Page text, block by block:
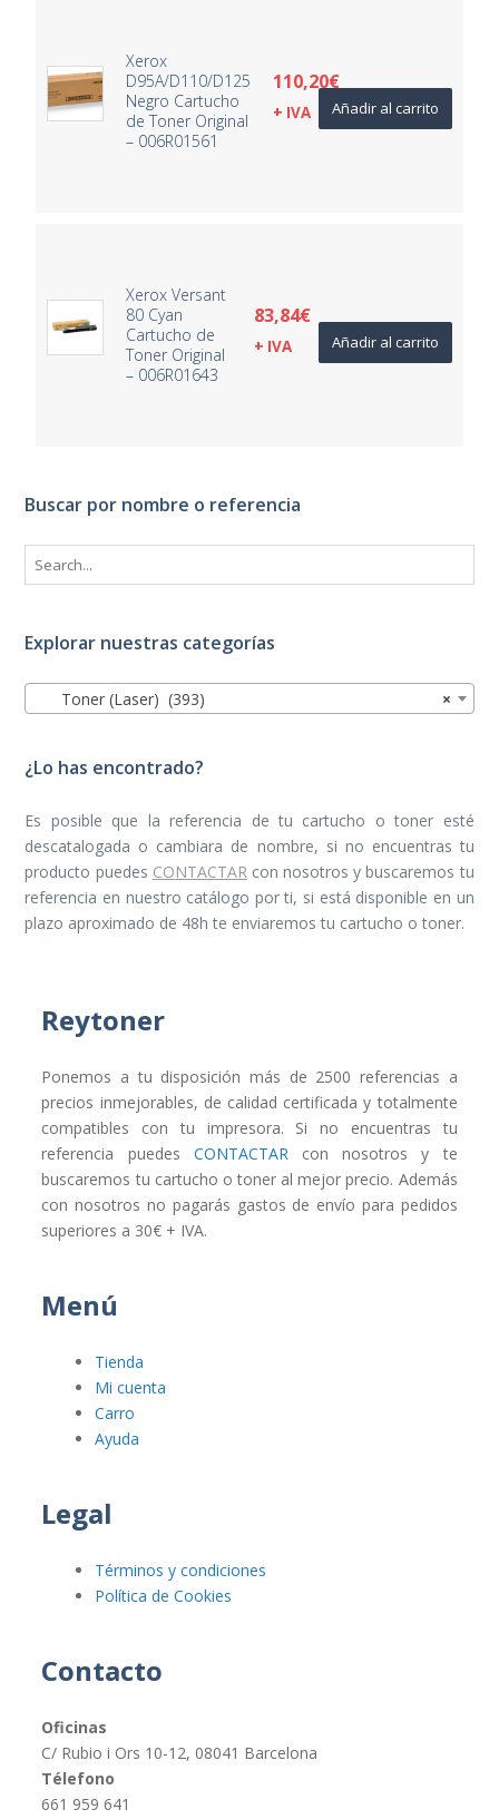
Xerox
D95A/D110/D125
Negro Cartucho
de Toner Original
– 006R01561
110,20€
+ IVA Añadir al carrito
Xerox Versant
80 Cyan
Cartucho de
Toner Original
– 006R01643
83,84€
+ IVA Añadir al carrito
Buscar por nombre o referencia
Explorar nuestras categorías
×
Toner (Laser) (393)
¿Lo has encontrado?
Es posible que la referencia de tu cartucho o toner esté
descatalogada o cambiara de nombre, si no encuentras tu
producto puedes CONTACTARcon nosotros y buscaremos tu
referencia en nuestro catálogo por ti, si está disponible en un
plazo aproximado de 48h te enviaremos tu cartucho o toner.
Reytoner
Ponemos a tu disposición más de 2500 referencias a
precios inmejorables, de calidad certificada y totalmente
compatibles con tu impresora. Si no encuentras tu
referencia puedes CONTACTARcon nosotros y te
buscaremos tu cartucho o toner al mejor precio. Además
con nosotros no pagarás gastos de envío para pedidos
superiores a 30€ + IVA.
Menú
Tienda
Mi cuenta
Carro
Ayuda
Legal
Términos y condiciones
Política de Cookies
Contacto
Oficinas
C/ Rubio i Ors 10-12, 08041 Barcelona
Télefono
661 959 641